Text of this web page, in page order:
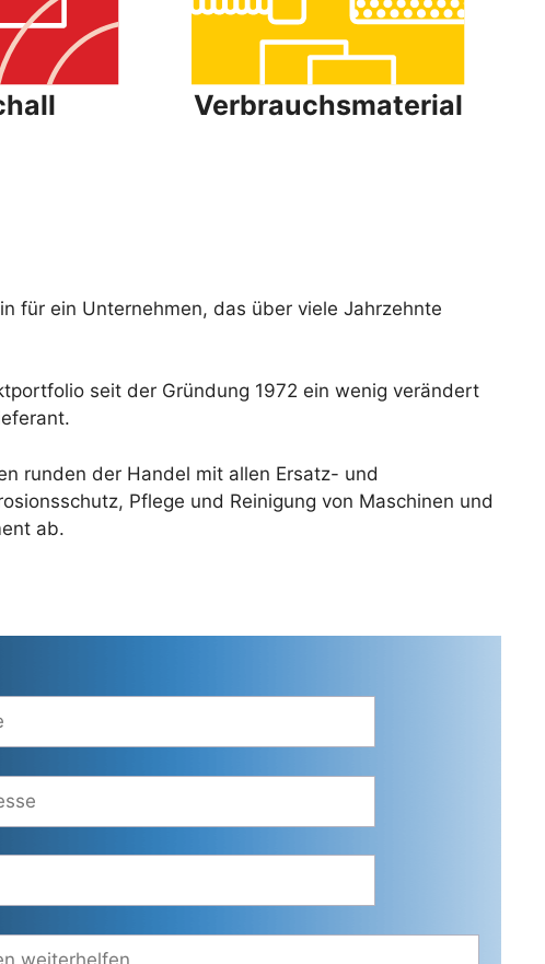
Verbrauchsmaterial
für ein Unternehmen, das über viele Jahrzehnte
seit der Gründung 1972 ein wenig verändert
runden der Handel mit allen Ersatz- und
Pflege und Reinigung von Maschinen und
ab.